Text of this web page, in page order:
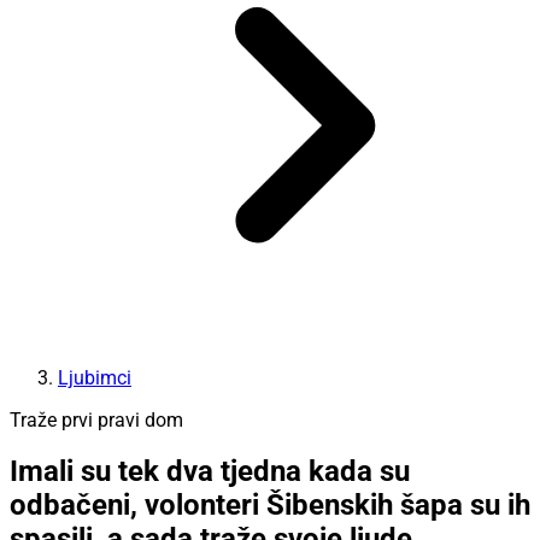
Ljubimci
Traže prvi pravi dom
Imali su tek dva tjedna kada su
odbačeni, volonteri Šibenskih šapa su ih